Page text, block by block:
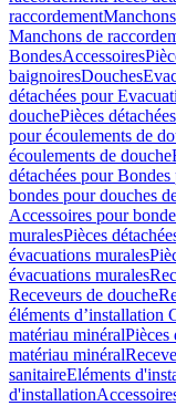
raccordement
Manchons de
BondesAccessoires
baignoiresDouches
détachées pour
douchePièces
pour écoulements de
écoulements de douche
détachées pour
bondes pour douches
Accessoires pour
muralesPièces
évacuations murales
évacuations murales
Receveurs de douche
éléments d’installation
matériau minéralPièces
matériau minéral
sanitaireEléments
d'installation